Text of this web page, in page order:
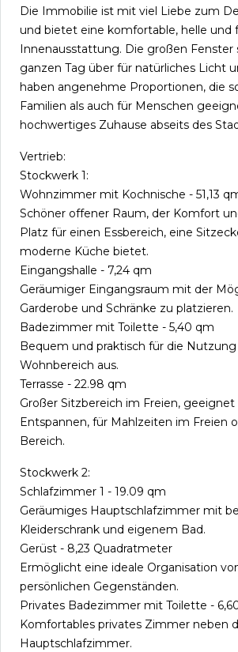
Die Immobilie ist mit viel Liebe zum
und bietet eine komfortable, helle und
Innenausstattung. Die großen Fenster
ganzen Tag über für natürliches Licht
haben angenehme Proportionen, die
Familien als auch für Menschen
hochwertiges Zuhause abseits des
Vertrieb:
Stockwerk 1:
Wohnzimmer mit Kochnische - 51,13
Schöner offener Raum, der Komfort
Platz für einen Essbereich, eine
moderne Küche bietet.
Eingangshalle - 7,24 qm
Geräumiger Eingangsraum mit der
Garderobe und Schränke zu platzieren.
Badezimmer mit Toilette - 5,40 qm
Bequem und praktisch für die
Wohnbereich aus.
Terrasse - 22.98 qm
Großer Sitzbereich im Freien,
Entspannen, für Mahlzeiten im Freien
Bereich.
Stockwerk 2:
Schlafzimmer 1 - 19.09 qm
Geräumiges Hauptschlafzimmer mit
Kleiderschrank und eigenem Bad.
Gerüst - 8,23 Quadratmeter
Ermöglicht eine ideale Organisation
persönlichen Gegenständen.
Privates Badezimmer mit Toilette -
Komfortables privates Zimmer neben
Hauptschlafzimmer.